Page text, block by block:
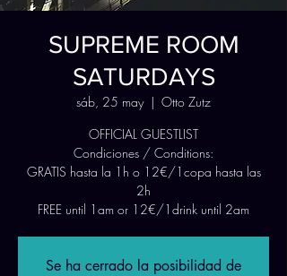
SUPREME ROOM
SATURDAYS
sáb, 25 may
  |
Otto Zutz
OFFICIAL GUESTLIST
Condiciones / Conditions:
GRATIS hasta la 1h o 12€/1copa hasta las
2h
FREE until 1am or 12€/1drink until 2am
Se ha cerrado la posibilidad de